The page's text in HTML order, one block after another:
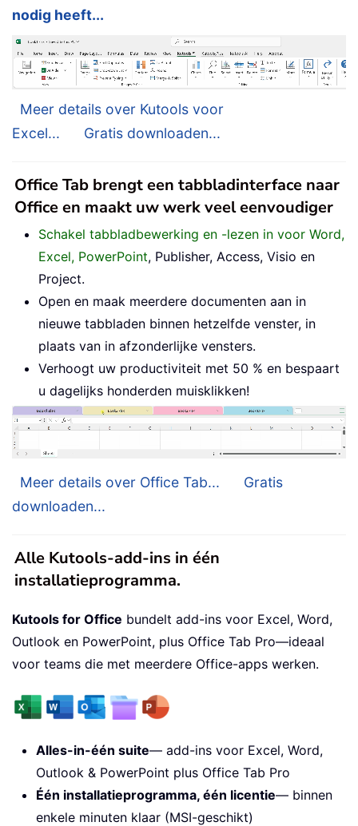
nodig heeft...
Meer details over Kutools voor
Excel...
Gratis downloaden...
Office Tab brengt een tabbladinterface naar
Office en maakt uw werk veel eenvoudiger
Schakel tabbladbewerking en -lezen in voor Word,
Excel, PowerPoint, Publisher, Access, Visio en
Project.
Open en maak meerdere documenten aan in
nieuwe tabbladen binnen hetzelfde venster, in
plaats van in afzonderlijke vensters.
Verhoogt uw productiviteit met 50 % en bespaart
u dagelijks honderden muisklikken!
Meer details over Office Tab...
Gratis
downloaden...
Alle Kutools-add-ins in één
installatieprogramma.
Kutools for Office bundelt add-ins voor Excel, Word,
Outlook en PowerPoint, plus Office Tab Pro—ideaal
voor teams die met meerdere Office-apps werken.
Alles-in-één suite— add-ins voor Excel, Word,
Outlook & PowerPoint plus Office Tab Pro
Één installatieprogramma, één licentie— binnen
enkele minuten klaar (MSI-geschikt)